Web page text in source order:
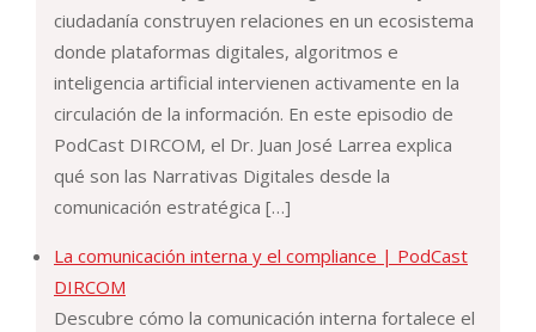
ciudadanía construyen relaciones en un ecosistema
donde plataformas digitales, algoritmos e
inteligencia artificial intervienen activamente en la
circulación de la información. En este episodio de
PodCast DIRCOM, el Dr. Juan José Larrea explica
qué son las Narrativas Digitales desde la
comunicación estratégica […]
La comunicación interna y el compliance | PodCast
DIRCOM
Descubre cómo la comunicación interna fortalece el